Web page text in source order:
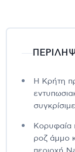
Η Κρήτη
Κορυφαία
ροζ άμμο